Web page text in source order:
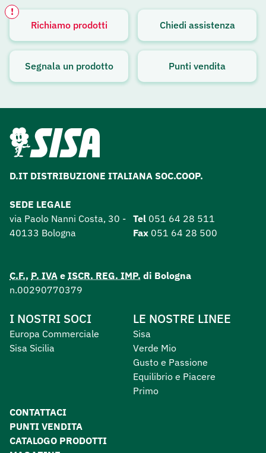
Richiamo prodotti
!
Avviso attivo
Chiedi assistenza
Segnala un prodotto Punti vendita
D.IT DISTRIBUZIONE ITALIANA SOC.COOP.
SEDE LEGALE
via Paolo Nanni Costa, 30 -
40133 Bologna
Tel 051 64 28 511
Fax 051 64 28 500
C.F., P. IVA e ISCR. REG. IMP. di Bologna
n.00290770379
I NOSTRI SOCI
Europa Commerciale
Sisa Sicilia
LE NOSTRE LINEE
Sisa
Verde Mio
Gusto e Passione
Equilibrio e Piacere
Primo
CONTATTACI
PUNTI VENDITA
CATALOGO PRODOTTI